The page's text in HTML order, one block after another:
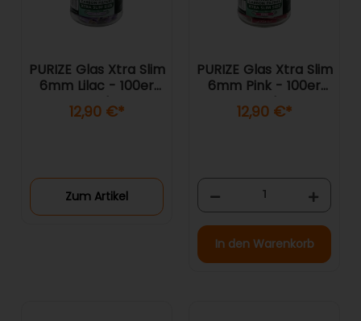
PURIZE Glas Xtra Slim
6mm Lilac - 100er
Pack
12,90 €*
Zum Artikel
PURIZE Glas Xtra Slim
6mm Pink - 100er
Pack
12,90 €*
In den Warenkorb